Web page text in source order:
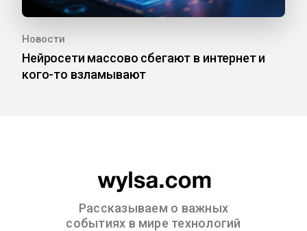
Новости
Нейросети массово сбегают в интернет и
кого-то взламывают
Рассказываем о важных
событиях в мире технологий